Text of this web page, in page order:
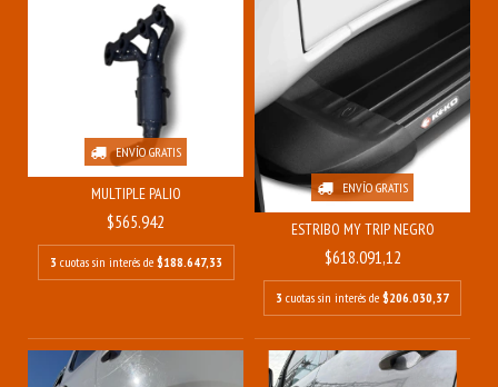
ENVÍO GRATIS
MULTIPLE PALIO
$565.942
3 cuotas sin interés de $188.647,33
ENVÍO GRATIS
ESTRIBO MY TRIP NEGRO
$618.091,12
3 cuotas sin interés de $206.030,37